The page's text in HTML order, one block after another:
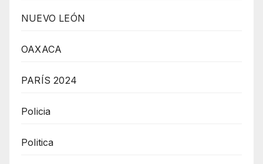
NUEVO LEÓN
OAXACA
PARÍS 2024
Policia
Politica